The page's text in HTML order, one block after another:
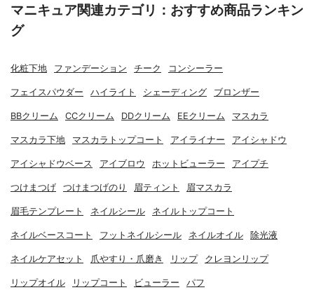
マニキュア関連カテゴリ：おすすめ商品ランキン
グ
化粧下地 ファンデーション チーク コンシーラー
フェイスパウダー ハイライト シェーディング ブロンザー
BBクリーム CCクリーム DDクリーム EEクリーム マスカラ
マスカラ下地 マスカラトップコート アイライナー アイシャドウ
アイシャドウベース アイブロウ ホットビューラー アイプチ
つけまつげ つけまつげのり 眉ティント 眉マスカラ
眉毛テンプレート ネイルシール ネイルトップコート
ネイルベースコート フットネイルシール ネイルオイル 除光液
ネイルケアセット 爪やすり・爪磨き リップ クレヨンリップ
リップオイル リップコート ビューラー パフ